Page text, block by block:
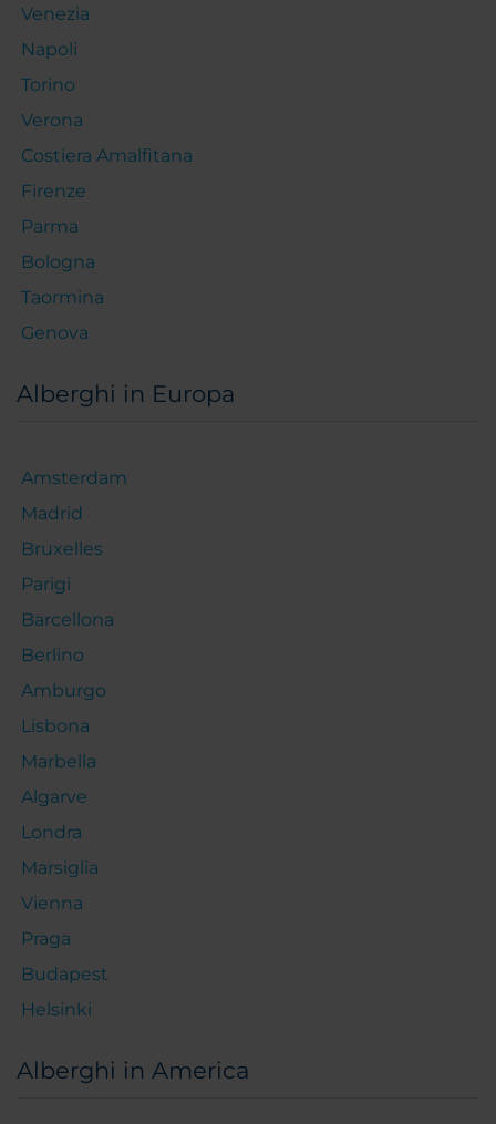
Venezia
Napoli
Torino
Verona
Costiera Amalfitana
Firenze
Parma
Bologna
Taormina
Genova
Alberghi in Europa
Amsterdam
Madrid
Bruxelles
Parigi
Barcellona
Berlino
Amburgo
Lisbona
Marbella
Algarve
Londra
Marsiglia
Vienna
Praga
Budapest
Helsinki
Alberghi in America